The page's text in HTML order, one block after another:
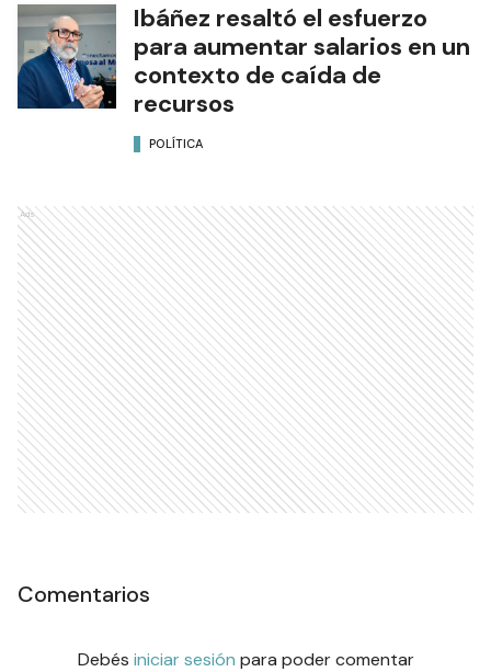
Ibáñez resaltó el esfuerzo
para aumentar salarios en un
contexto de caída de
recursos
POLÍTICA
Ads
Comentarios
Debés iniciar sesión para poder comentar